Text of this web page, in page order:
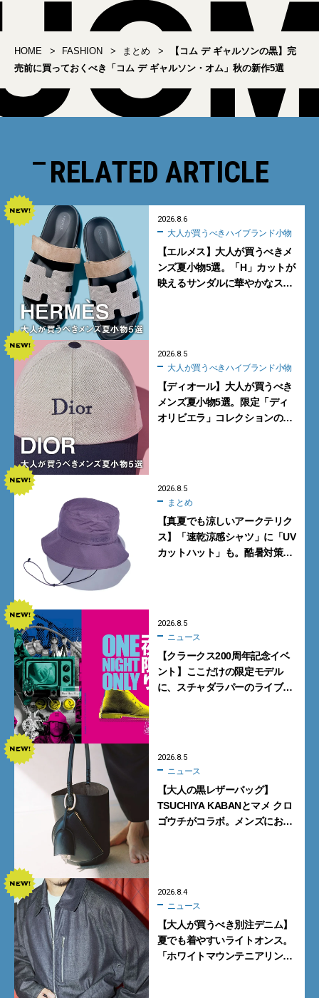
HOME FASHION まとめ
【コム デ ギャルソンの黒】完
売前に買っておくべき「コム デ ギャルソン・オム」秋の新作5選
RELATED ARTICLE
2026.8.6
大人が買うべきハイブランド小物
【エルメス】大人が買うべきメ
ンズ夏小物5選。「H」カットが
映えるサンダルに華やかなス
2026.8.5
大人が買うべきハイブランド小物
【ディオール】大人が買うべき
メンズ夏小物5選。限定「ディ
オリビエラ」コレクションの
2026.8.5
まとめ
【真夏でも涼しいアークテリク
ス】「速乾涼感シャツ」に「UV
カットハット」も。酷暑対策に
2026.8.5
ニュース
【クラークス200周年記念イベ
ント】ここだけの限定モデル
に、スチャダラパーのライブ
2026.8.5
ニュース
【大人の黒レザーバッグ】
TSUCHIYA KABANとマメ クロ
ゴウチがコラボ。メンズにおす
2026.8.4
ニュース
【大人が買うべき別注デニム】
夏でも着やすいライトオンス。
「ホワイトマウンテニアリン